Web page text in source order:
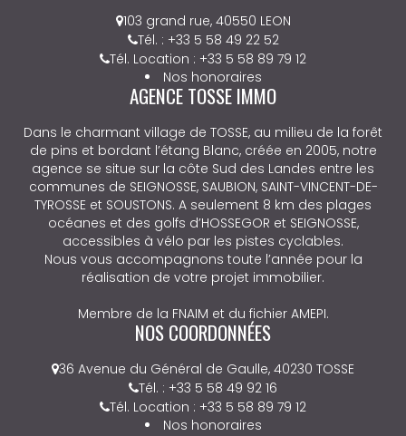
103 grand rue, 40550 LEON
Tél. : +33 5 58 49 22 52
Tél. Location : +33 5 58 89 79 12
Nos honoraires
AGENCE TOSSE IMMO
Dans le charmant village de TOSSE, au milieu de la forêt
de pins et bordant l’étang Blanc, créée en 2005, notre
agence se situe sur la côte Sud des Landes entre les
communes de SEIGNOSSE, SAUBION, SAINT-VINCENT-DE-
TYROSSE et SOUSTONS. A seulement 8 km des plages
océanes et des golfs d’HOSSEGOR et SEIGNOSSE,
accessibles à vélo par les pistes cyclables.
Nous vous accompagnons toute l’année pour la
réalisation de votre projet immobilier.
Membre de la FNAIM et du fichier AMEPI.
NOS COORDONNÉES
36 Avenue du Général de Gaulle, 40230 TOSSE
Tél. : +33 5 58 49 92 16
Tél. Location : +33 5 58 89 79 12
Nos honoraires